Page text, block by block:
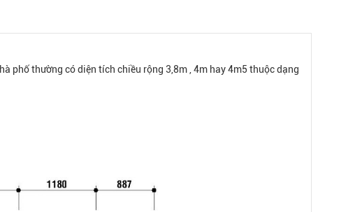
phố thường có diện tích chiều rộng 3,8m , 4m hay 4m5 thuộc dạng